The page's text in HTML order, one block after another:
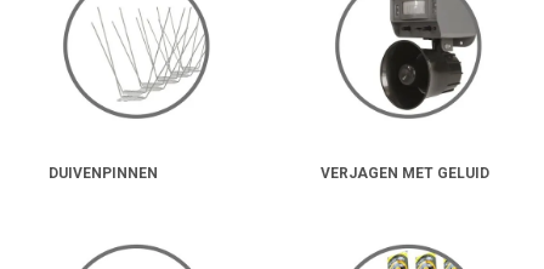
DUIVENPINNEN VERJAGEN MET GELUID